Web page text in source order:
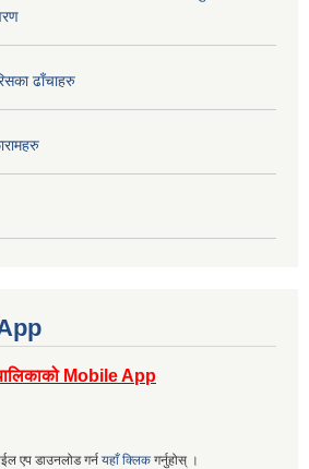
ढाँचाहरु
Mobile App
एप डाउनलोड गर्न यहाँ क्लिक गर्नुहोस् ।